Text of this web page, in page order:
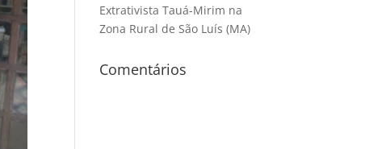
Extrativista Tauá-Mirim na
Zona Rural de São Luís (MA)
Comentários